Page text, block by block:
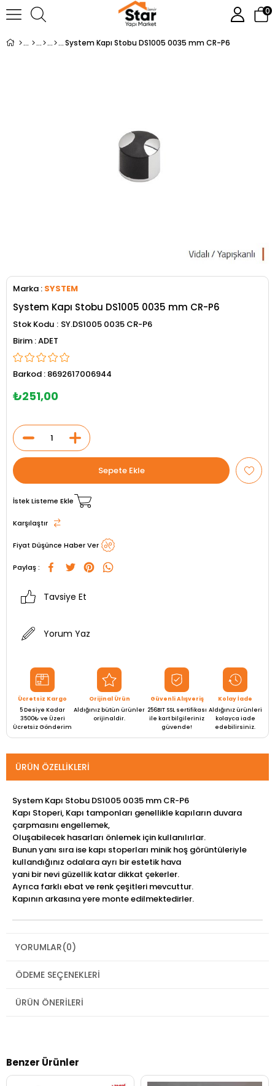
0
System Kapı Stobu DS1005 0035 mm CR-P6
Marka : SYSTEM
System Kapı Stobu DS1005 0035 mm CR-P6
Stok Kodu
SY.DS1005 0035 CR-P6
ADET
Barkod : 8692617006944
₺251,00
İstek Listeme Ekle
Karşılaştır
Fiyat Düşünce Haber Ver
Paylaş :
Tavsiye Et
Yorum Yaz
Ücretsiz Kargo
5 Desiye Kadar
3500₺ ve Üzeri
Ücretsiz Gönderim
Orijinal Ürün
Aldığınız bütün ürünler
orijinaldir.
Güvenli Alışveriş
256BIT SSL sertifikası
ile kart bilgileriniz
güvende!
Kolay İade
Aldığınız ürünleri
kolayca iade
edebilirsiniz.
ÜRÜN ÖZELLIKLERI
System Kapı Stobu DS1005 0035 mm CR-P6
Kapı Stoperi, Kapı tamponları genellikle kapıların duvara
çarpmasını engellemek,
Oluşabilecek hasarları önlemek için kullanılırlar.
Bunun yanı sıra ise kapı stoperları minik hoş görüntüleriyle
kullandığınız odalara ayrı bir estetik hava
yani bir nevi güzellik katar dikkat çekerler.
Ayrıca farklı ebat ve renk çeşitleri mevcuttur.
Kapının arkasına yere monte edilmektedirler.
YORUMLAR(0)
ÖDEME SEÇENEKLERI
ÜRÜN ÖNERILERI
Benzer Ürünler